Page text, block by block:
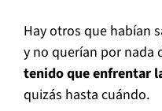
Hay otros que habían
y no querían por nada
tenido que enfrentar
quizás hasta cuándo.